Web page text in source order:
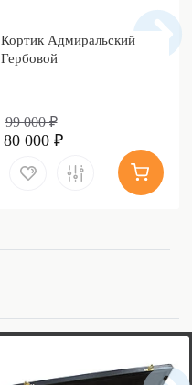
Кортик Адмиральский
Гербовой
99 000 ₽
80 000 ₽